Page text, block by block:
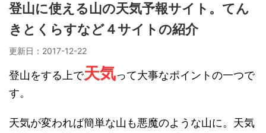
登山に使える山の天気予報サイト。てん
きとくらすなど４サイトの紹介
更新日： 2017-12-22
登山をする上で天気って大事なポイントの一つで
す。
天気が変われば簡単な山も悪魔のような山に。天気